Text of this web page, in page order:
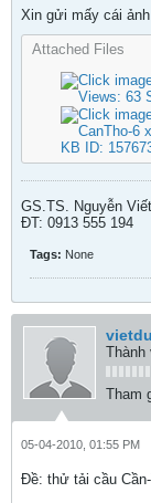
Xin gửi mấy cái
Attached Files
GS.TS. Nguyễn
ĐT: 0913 555 194
Tags: None
Thành
Tham
05-04-2010, 01:55 PM
Ðề: thử tải cầu